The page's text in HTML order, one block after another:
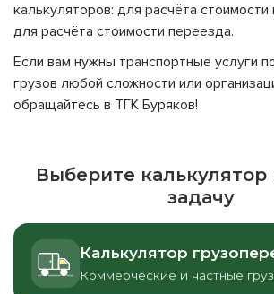
калькуляторов: для расчёта стоимости
для расчёта стоимости переезда.
Если вам нужны транспортные услуги
грузов любой сложности или
обращайтесь в ТГК Буряков!
Выберите
задачу
Калькулятор
Коммерческие и частные